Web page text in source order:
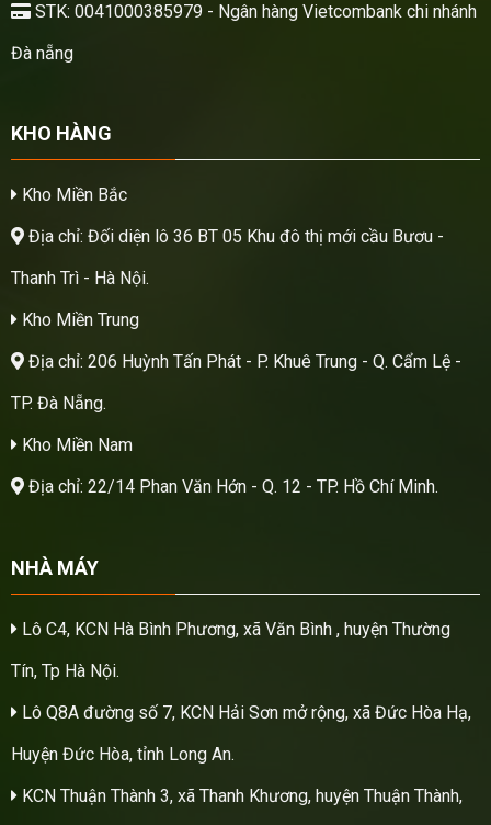
STK: 0041000385979 - Ngân hàng Vietcombank chi nhánh
Đà nẵng
KHO HÀNG
Kho Miền Bắc
Địa chỉ: Đối diện lô 36 BT 05 Khu đô thị mới cầu Bươu -
Thanh Trì - Hà Nội.
Kho Miền Trung
Địa chỉ: 206 Huỳnh Tấn Phát - P. Khuê Trung - Q. Cẩm Lệ -
TP. Đà Nẵng.
Kho Miền Nam
Địa chỉ: 22/14 Phan Văn Hớn - Q. 12 - TP. Hồ Chí Minh.
NHÀ MÁY
Lô C4, KCN Hà Bình Phương, xã Văn Bình , huyện Thường
Tín, Tp Hà Nội.
Lô Q8A đường số 7, KCN Hải Sơn mở rộng, xã Đức Hòa Hạ,
Huyện Đức Hòa, tỉnh Long An.
KCN Thuận Thành 3, xã Thanh Khương, huyện Thuận Thành,